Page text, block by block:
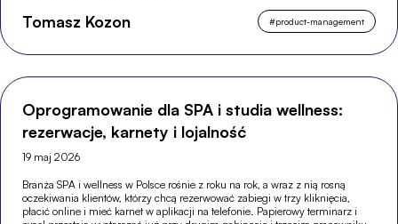
Tomasz Kozon #product-management
Oprogramowanie dla SPA i studia wellness:
rezerwacje, karnety i lojalność
19 maj 2026
Branża SPA i wellness w Polsce rośnie z roku na rok, a wraz z nią rosną
oczekiwania klientów, którzy chcą rezerwować zabiegi w trzy kliknięcia,
płacić online i mieć karnet w aplikacji na telefonie. Papierowy terminarz i